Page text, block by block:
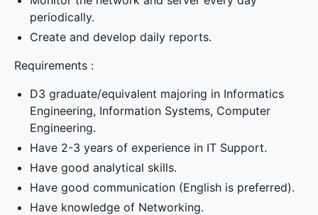
periodically.
Create and develop daily reports.
Requirements :
D3 graduate/equivalent majoring in Informatics
Engineering, Information Systems, Computer
Engineering.
Have 2-3 years of experience in IT Support.
Have good analytical skills.
Have good communication (English is preferred).
Have knowledge of Networking.